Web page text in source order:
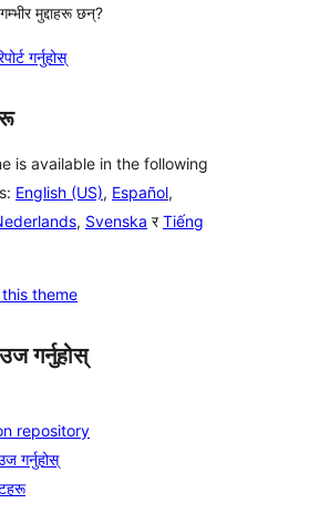
मुद्दाहरू छन्?
गर्नुहोस्
is available in the following
English (US), Español,
, Svenska रTiếng
theme
गर्नुहोस्
repository
गर्नुहोस्